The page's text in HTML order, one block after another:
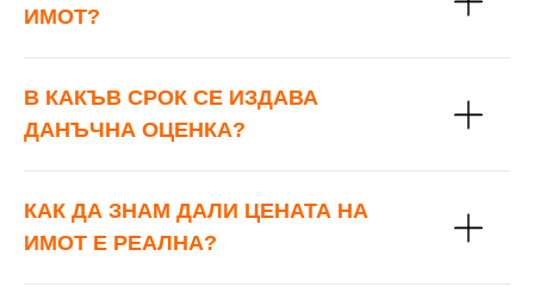
ИМОТ?
В КАКЪВ СРОК СЕ ИЗДАВА
ДАНЪЧНА ОЦЕНКА?
КАК ДА ЗНАМ ДАЛИ ЦЕНАТА НА
ИМОТ Е РЕАЛНА?